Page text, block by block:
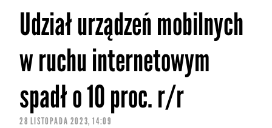
Udział urządzeń mobilnych
w ruchu internetowym
spadł o 10 proc. r/r
28 LISTOPADA 2023, 14:09